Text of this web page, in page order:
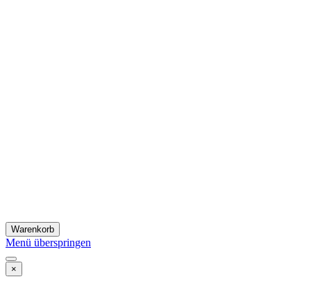
Warenkorb
Menü überspringen
×